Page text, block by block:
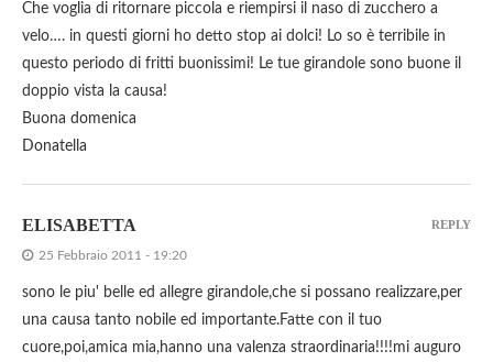
Che voglia di ritornare piccola e riempirsi il naso di zucchero a
velo…. in questi giorni ho detto stop ai dolci! Lo so è terribile in
questo periodo di fritti buonissimi! Le tue girandole sono buone il
doppio vista la causa!
Buona domenica
Donatella
ELISABETTA
25 Febbraio 2011 - 19:20
sono le piu' belle ed allegre girandole,che si possano realizzare,per
una causa tanto nobile ed importante.Fatte con il tuo
cuore,poi,amica mia,hanno una valenza straordinaria!!!!mi auguro
REPLY